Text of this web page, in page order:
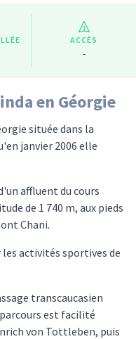
ACCÈS
-
en Géorgie
située dans la
janvier 2006 elle
affluent du cours
de 1 740 m, aux pieds
Chani.
activités sportives de
transcaucasien
est facilité
von Tottleben, puis